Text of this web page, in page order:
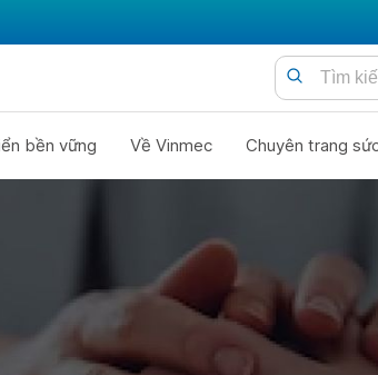
bền vững Về Vinmec Chuyên trang